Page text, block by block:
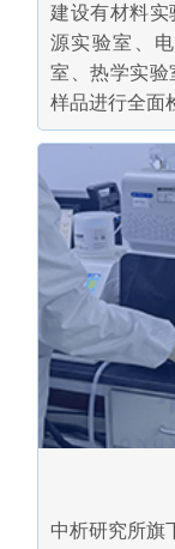
建设有材料
源实验室、
室、热学实验
样品进行全面
中析研究所旗